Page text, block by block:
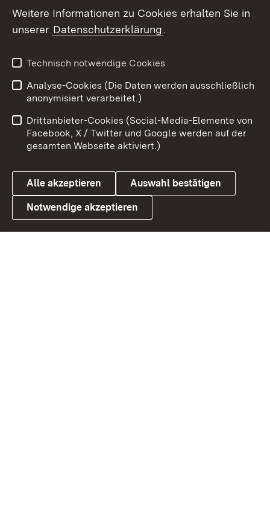
Social Wall
X / Twitter
Youtube
Link zum Landesportal
Benutzungshinweise
Barrierefreiheit
Datenschutz
Cookies
Weitere Informationen zu Cookies erhalten Sie in
unserer Datenschutzerklärung.
Technisch notwendige Cookies
Analyse-Cookies (Die Daten werden ausschließlich
anonymisiert verarbeitet.)
Drittanbieter-Cookies (Social-Media-Elemente von
Facebook, X / Twitter und Google werden auf der
gesamten Webseite aktiviert.)
Alle akzeptieren Auswahl bestätigen
Notwendige akzeptieren